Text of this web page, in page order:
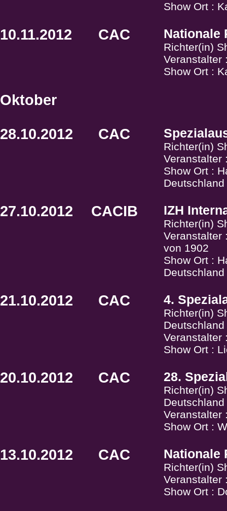
Show Ort :
10.11.2012 CAC Nationale
Richter(in)
Veranstalter
Show Ort :
Oktober
28.10.2012 CAC
Richter(in)
Veranstalter
Show Ort :
Deutschland
27.10.2012 CACIB IZH
Richter(in)
Veranstalter
von 1902
Show Ort :
Deutschland
21.10.2012 CAC 4.
Richter(in)
Deutschland
Veranstalter
Show Ort :
20.10.2012 CAC 28.
Richter(in)
Deutschland
Veranstalter
Show Ort :
13.10.2012 CAC Nationale
Richter(in)
Veranstalter
Show Ort :